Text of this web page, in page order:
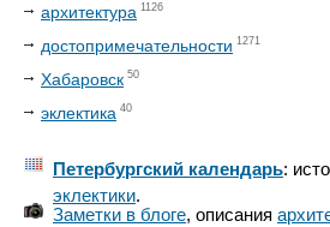
архитектура 1126
достопримечательности 1271
Хабаровск 50
эклектика 40
Петербургский календарь:
эклектики.
Заметки в блоге, описания